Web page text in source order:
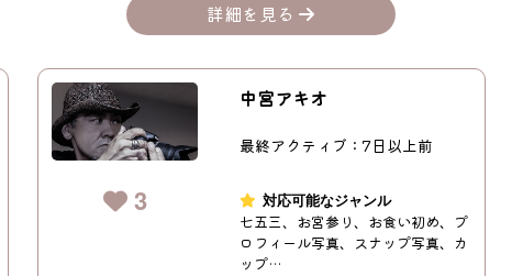
詳細を見る
3
中宮アキオ
最終アクティブ：7日以上前
対応可能なジャンル
七五三、お宮参り、お食い初め、プ
ロフィール写真、スナップ写真、カ
ップ…